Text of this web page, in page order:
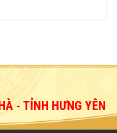
- TỈNH HƯNG YÊN